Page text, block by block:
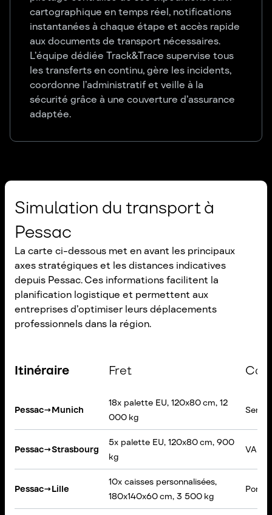
cartographique en temps réel, notifications
instantanées à chaque étape et accès rapide
aux documents de transport nécessaires.
L’équipe dédiée Track&Trace supervise tous
les transferts en continu, gère les incidents,
coordonne l’administratif et veille à la
sécurité grâce à une couverture d’assurance
adaptée.
Simulation du transport à
Pessac
La carte ci-dessous met en avant les principaux
axes stratégiques et les distances indicatives
depuis Pessac. Ces informations facilitent la
planification logistique et permettent aux
entreprises d’optimiser leurs déplacements
professionnels dans la région.
Itinéraire Fret
Pessac→Munich
18x palette EU, 120x80 cm, 12
000 kg
Semi-
Pessac→Strasbourg
5x palette EU, 120x80 cm, 900
kg
VAN,
Pessac→Lille
10x caisses personnalisées,
180x140x60 cm, 3 500 kg